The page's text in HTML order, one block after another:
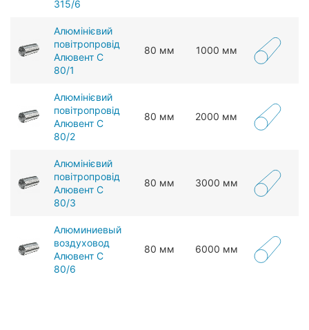
315/6
Алюмінієвий
повітропровід
Алювент С
80/1
80 мм 1000 мм
Алюмінієвий
повітропровід
Алювент С
80/2
80 мм 2000 мм
Алюмінієвий
повітропровід
Алювент С
80/3
80 мм 3000 мм
Алюминиевый
воздуховод
Алювент С
80/6
80 мм 6000 мм